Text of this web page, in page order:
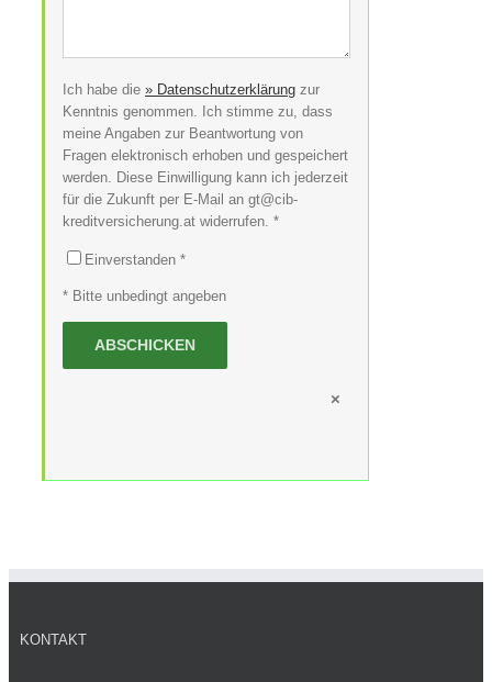
Ich habe die » Datenschutzerklärung zur
Kenntnis genommen. Ich stimme zu, dass
meine Angaben zur Beantwortung von
Fragen elektronisch erhoben und gespeichert
werden. Diese Einwilligung kann ich jederzeit
für die Zukunft per E-Mail an gt@cib-
kreditversicherung.at widerrufen. *
Einverstanden *
* Bitte unbedingt angeben
×
KONTAKT